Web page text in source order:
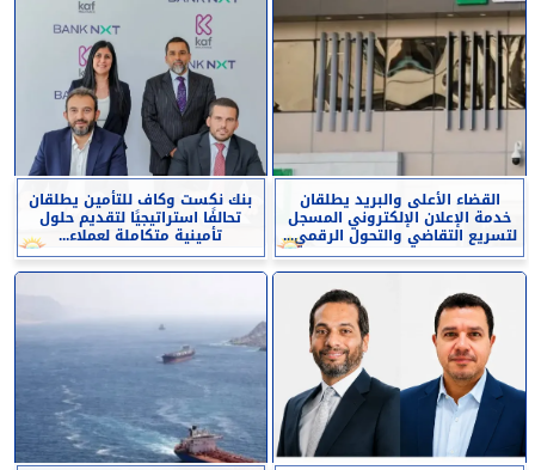
القضاء الأعلى والبريد يطلقان
خدمة الإعلان الإلكتروني المسجل
لتسريع التقاضي والتحول الرقمي...
بنك نكست وكاف للتأمين يطلقان
تحالفًا استراتيجيًا لتقديم حلول
تأمينية متكاملة لعملاء...